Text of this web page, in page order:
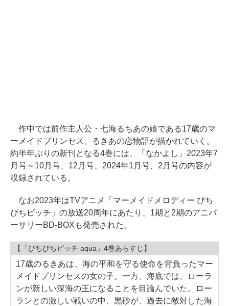
作中では前作主人公・七海るちあの娘である17歳のマ
ーメイドプリンセス、るきあの恋物語が描かれていく。
約半年ぶりの新刊となる4巻には、「なかよし」2023年7
月号～10月号、12月号、2024年1月号、2月号の内容が
収録されている。
なお2023年はTVアニメ「マーメイドメロディー ぴち
ぴちピッチ」の放送20周年にあたり、1期と2期のアニバ
ーサリーBD-BOXも発売された。
【「ぴちぴちピッチ aqua」4巻あらすじ】
17歳のるきあは、海の平和を守る使命を背負ったマー
メイドプリンセスの女の子。一方、海底では、ローラ
ンが新しい深海の王になることを目論んでいた。ロー
ランとの激しい戦いの中、黒砂が、過去に敵対した海